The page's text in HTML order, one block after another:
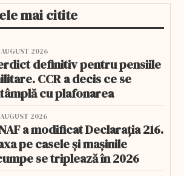
mai citite
2026
definitiv pentru pensiile
CCR a decis ce se
cu plafonarea
2026
a modificat Declarația 216.
pe casele și mașinile
se triplează în 2026